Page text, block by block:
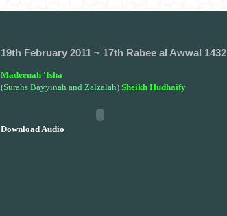
19th February 2011 ~ 17th Rabee al Awwal 1432
Madeenah 'Isha
(Surahs Bayyinah and Zalzalah) Sheikh Hudhaify
Download Audio